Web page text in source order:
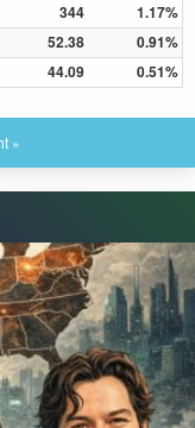
344
1.17%
52.38
0.91%
44.09 0.51%
»